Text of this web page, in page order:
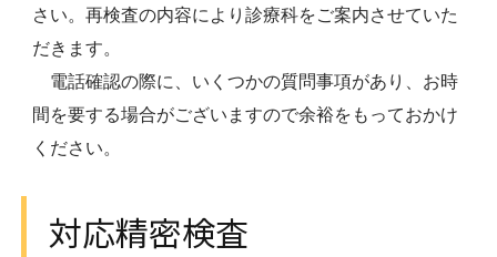
さい。再検査の内容により診療科をご案内させていた
だきます。
電話確認の際に、いくつかの質問事項があり、お時
間を要する場合がございますので余裕をもっておかけ
ください。
対応精密検査